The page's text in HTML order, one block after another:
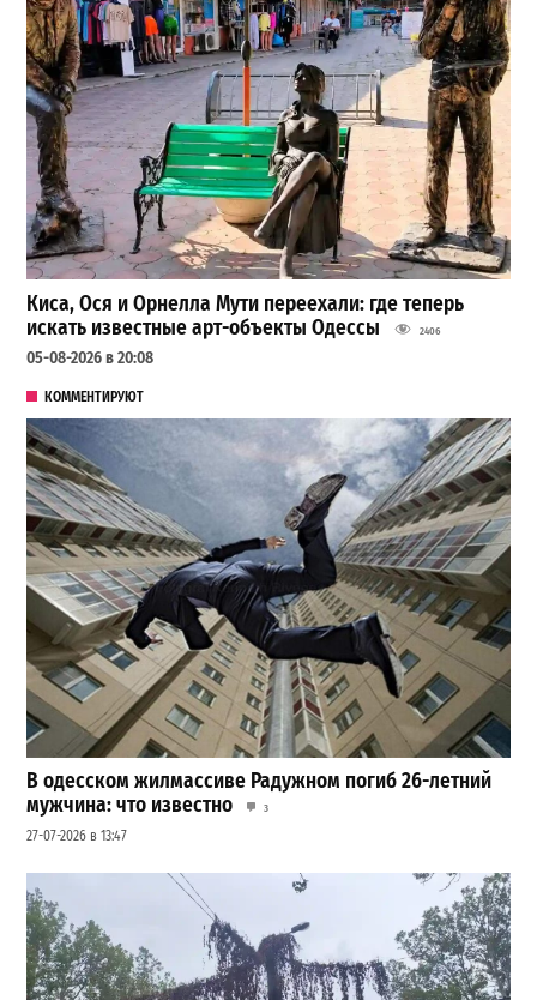
Киса, Ося и Орнелла Мути переехали: где теперь
искать известные арт-объекты Одессы
2406
05-08-2026 в 20:08
КОММЕНТИРУЮТ
В одесском жилмассиве Радужном погиб 26-летний
мужчина: что известно
3
27-07-2026 в 13:47